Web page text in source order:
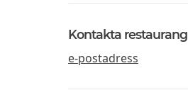
Kontakta restaurang
e-postadress